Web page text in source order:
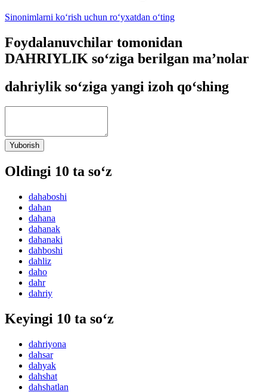
Sinonimlarni ko‘rish uchun ro‘yxatdan o‘ting
Foydalanuvchilar tomonidan
DAHRIYLIK so‘ziga berilgan ma’nolar
dahriylik so‘ziga yangi izoh qo‘shing
Yuborish
Oldingi 10 ta so‘z
dahaboshi
dahan
dahana
dahanak
dahanaki
dahboshi
dahliz
daho
dahr
dahriy
Keyingi 10 ta so‘z
dahriyona
dahsar
dahyak
dahshat
dahshatlan